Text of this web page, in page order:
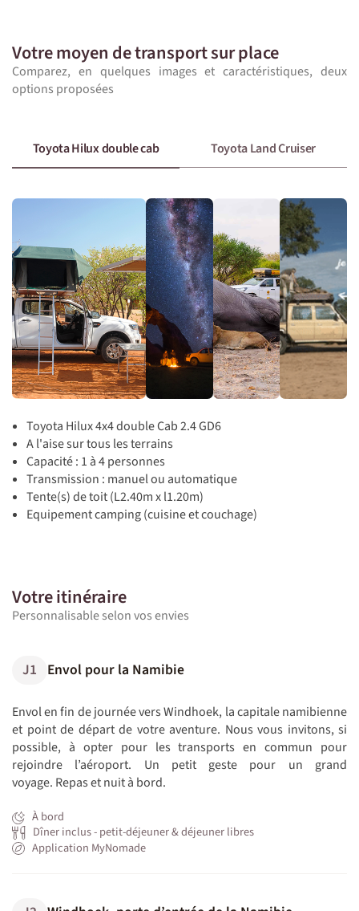
Votre moyen de transport sur place
Comparez, en quelques images et caractéristiques, deux
options proposées
Toyota Hilux double cab Toyota Land Cruiser
Toyota Hilux 4x4 double Cab 2.4 GD6
A l'aise sur tous les terrains
Capacité : 1 à 4 personnes
Transmission : manuel ou automatique
Tente(s) de toit (L2.40m x l1.20m)
Equipement camping (cuisine et couchage)
Votre itinéraire
Personnalisable selon vos envies
J1 Envol pour la Namibie
Envol en fin de journée vers Windhoek, la capitale namibienne
et point de départ de votre aventure. Nous vous invitons, si
possible, à opter pour les transports en commun pour
rejoindre l’aéroport. Un petit geste pour un grand
voyage. Repas et nuit à bord.
À bord
Dîner inclus - petit-déjeuner & déjeuner libres
Application MyNomade